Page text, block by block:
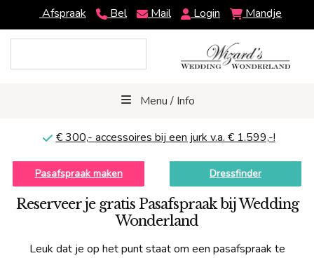
Afspraak Bel Mail Login Mandje
Menu / Info
€ 300,- accessoires bij een jurk v.a. € 1.599,-!
Pasafspraak maken Dressfinder
Reserveer je gratis Pasafspraak bij Wedding
Wonderland
Leuk dat je op het punt staat om een pasafspraak te